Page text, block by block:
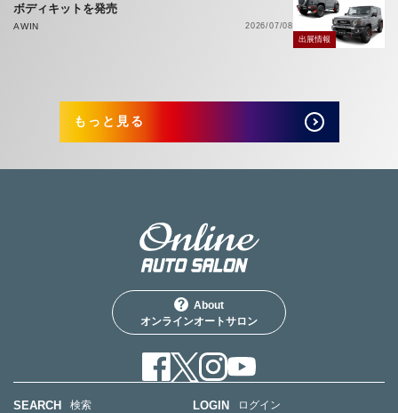
ボディキットを発売
AWIN
2026/07/08
出展情報
もっと見る
About
オンラインオートサロン
SEARCH
検索
LOGIN
ログイン